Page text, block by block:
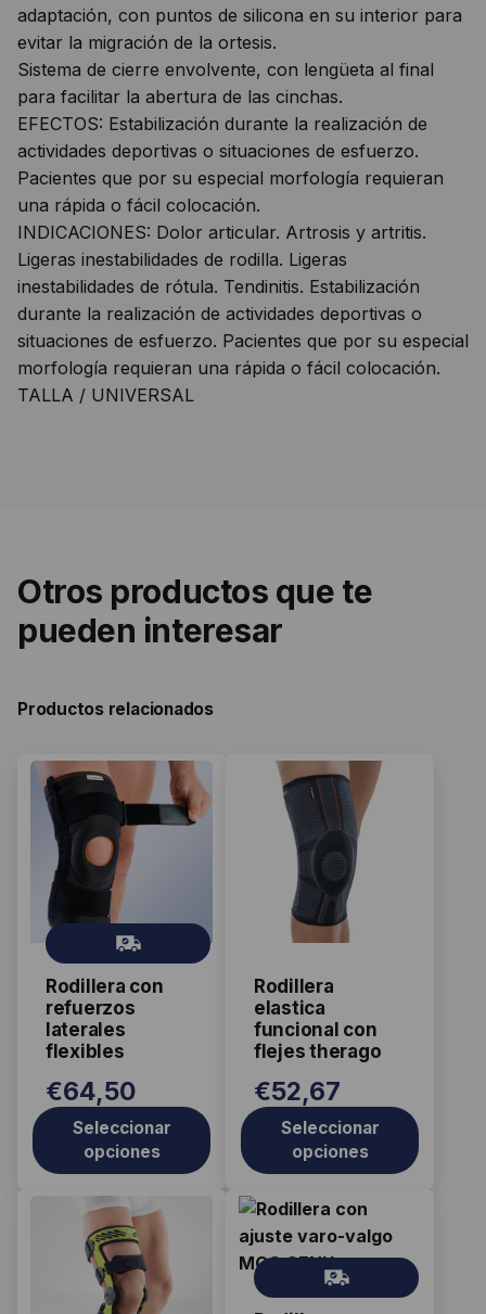
adaptación, con puntos de silicona en su interior para
evitar la migración de la ortesis.
Sistema de cierre envolvente, con lengüeta al final
para facilitar la abertura de las cinchas.
EFECTOS: Estabilización durante la realización de
actividades deportivas o situaciones de esfuerzo.
Pacientes que por su especial morfología requieran
una rápida o fácil colocación.
INDICACIONES: Dolor articular. Artrosis y artritis.
Ligeras inestabilidades de rodilla. Ligeras
inestabilidades de rótula. Tendinitis. Estabilización
durante la realización de actividades deportivas o
situaciones de esfuerzo. Pacientes que por su especial
morfología requieran una rápida o fácil colocación.
TALLA / UNIVERSAL
Otros productos que te
pueden interesar
Productos relacionados
Rodillera con
refuerzos
laterales
flexibles
Gr
ati
s
€64,50
Seleccionar
opciones
Este
producto
tiene
múltiples
variantes.
Las
opciones
pueden
elegir
en
página
de
producto
Rodillera
elastica
funcional con
flejes therago
€52,67
Seleccionar
opciones
producto
múltiples
variantes.
opciones
pueden
elegir
en
página
de
producto
producto
múltiples
Gr
ati
Este
producto
tiene
múltiples